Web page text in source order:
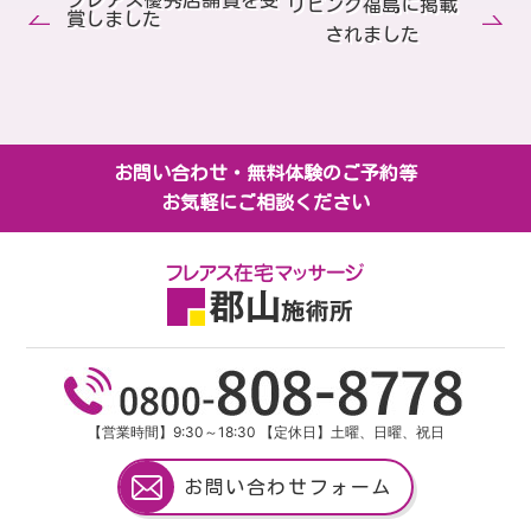
賞しました
リビング福島に掲載
されました
お問い合わせ・無料体験のご予約等
お気軽にご相談ください
【営業時間】9:30～18:30 【定休日】土曜、日曜、祝日
お問い合わせフォーム